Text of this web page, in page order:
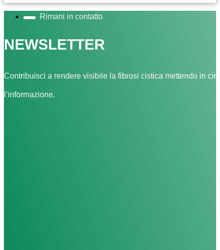
Rimani in contatto
NEWSLETTER
Contribuisci a rendere visibile la fibrosi cistica mettendo in
l’informazione.